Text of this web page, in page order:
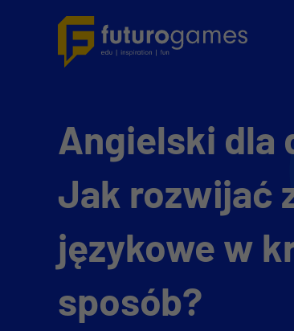
Angielski dla
Jak rozwijać
językowe w
sposób?